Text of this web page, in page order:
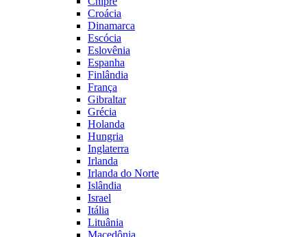
Croácia
Dinamarca
Escócia
Eslovênia
Espanha
Finlândia
França
Gibraltar
Grécia
Holanda
Hungria
Inglaterra
Irlanda
Irlanda do Norte
Islândia
Israel
Itália
Lituânia